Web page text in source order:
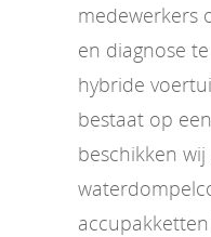
medewerkers
en diagnose
hybride
bestaat op
beschikken